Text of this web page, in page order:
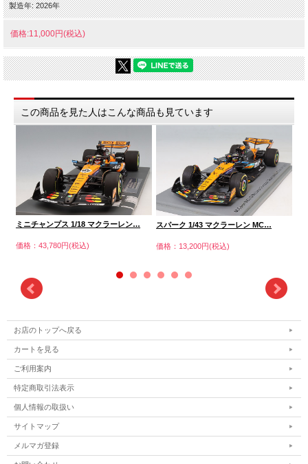
製造年: 2026年
価格:11,000円(税込)
この商品を見た人はこんな商品も見ています
ミニチャンプス 1/18 マクラーレン…
価格：43,780円(税込)
スパーク 1/43 マクラーレン MC…
価格：13,200円(税込)
お店のトップへ戻る
カートを見る
ご利用案内
特定商取引法表示
個人情報の取扱い
サイトマップ
メルマガ登録